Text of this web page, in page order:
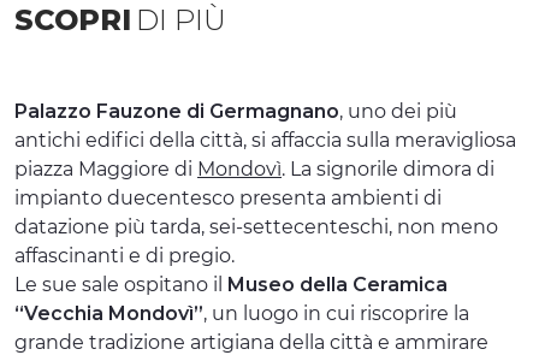
SCOPRI DI PIÙ
Palazzo Fauzone di Germagnano, uno dei più
antichi edifici della città, si affaccia sulla meravigliosa
piazza Maggiore di Mondovì. La signorile dimora di
impianto duecentesco presenta ambienti di
datazione più tarda, sei-settecenteschi, non meno
affascinanti e di pregio.
Le sue sale ospitano il Museo della Ceramica
“Vecchia Mondovì”, un luogo in cui riscoprire la
grande tradizione artigiana della città e ammirare